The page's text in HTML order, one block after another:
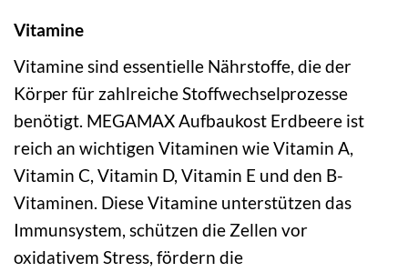
Vitamine
Vitamine sind essentielle Nährstoffe, die der
Körper für zahlreiche Stoffwechselprozesse
benötigt. MEGAMAX Aufbaukost Erdbeere ist
reich an wichtigen Vitaminen wie Vitamin A,
Vitamin C, Vitamin D, Vitamin E und den B-
Vitaminen. Diese Vitamine unterstützen das
Immunsystem, schützen die Zellen vor
oxidativem Stress, fördern die